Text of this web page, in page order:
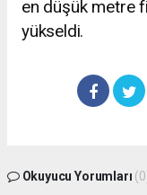
en düşük metre
yükseldi.
Okuyucu Yorumları